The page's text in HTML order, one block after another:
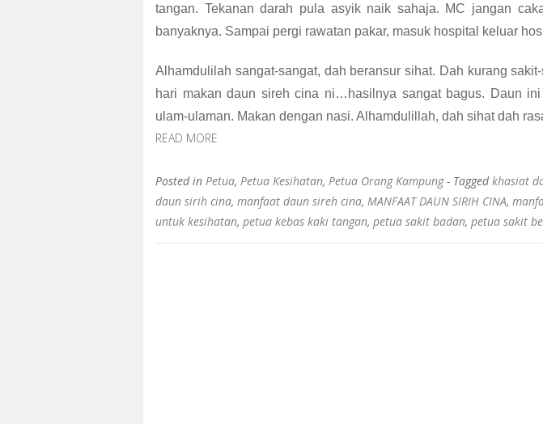
tangan. Tekanan darah pula asyik naik sahaja. MC jangan
banyaknya. Sampai pergi rawatan pakar, masuk hospital keluar
Alhamdulilah sangat-sangat, dah beransur sihat. Dah kurang
hari makan daun sireh cina ni…hasilnya sangat bagus. Daun
ulam-ulaman. Makan dengan nasi. Alhamdulillah, dah sihat dah
READ MORE
Posted in Petua, Petua Kesihatan, Petua Orang Kampung - Taggedkhasiat
daun sirih cina, manfaat daun sireh cina, MANFAAT DAUN SIRIH CINA,
untuk kesihatan, petua kebas kaki tangan, petua sakit badan, petua sakit